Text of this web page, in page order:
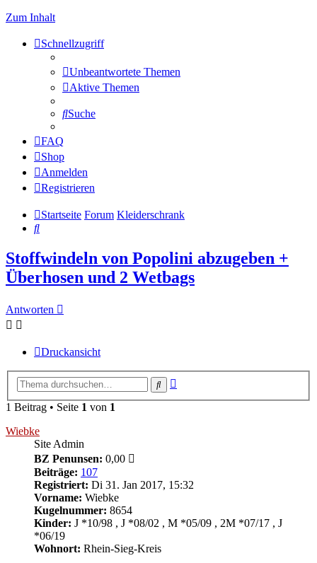
Zum Inhalt
Schnellzugriff
Unbeantwortete Themen
Aktive Themen
Suche
FAQ
Shop
Anmelden
Registrieren
Startseite Forum Kleiderschrank
Suche
Stoffwindeln von Popolini abzugeben +
Überhosen und 2 Wetbags
Antworten
Druckansicht
Suche
1 Beitrag • Seite 1 von 1
Wiebke
Site Admin
BZ Penunsen: 0,00
Beiträge: 107
Registriert: Di 31. Jan 2017, 15:32
Vorname: Wiebke
Kugelnummer: 8654
Kinder: J *10/98 , J *08/02 , M *05/09 , 2M *07/17 , J
*06/19
Wohnort: Rhein-Sieg-Kreis